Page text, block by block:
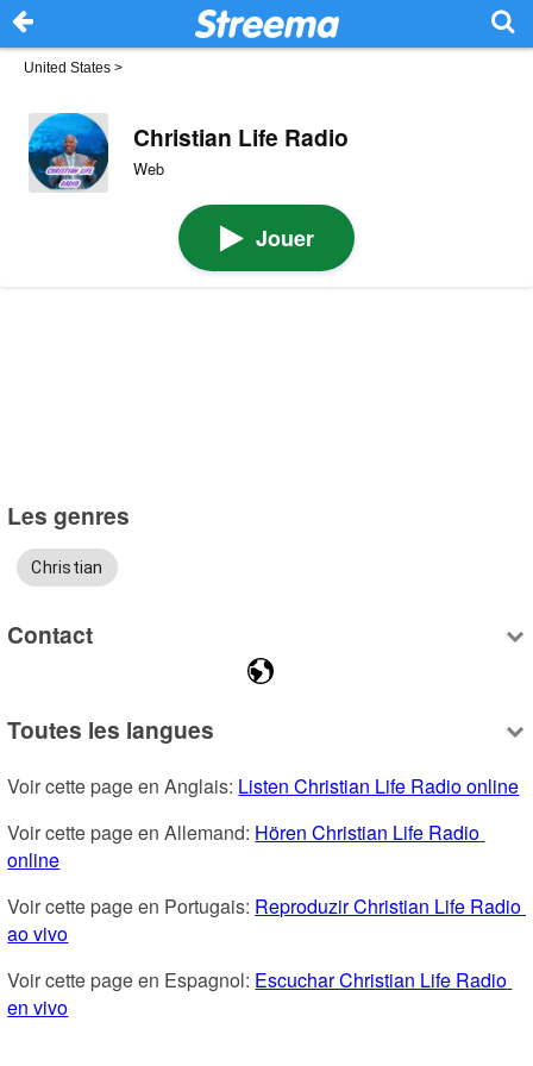
United States >
Christian Life Radio
Web
Jouer
Les genres
Christian
Contact
Toutes les langues
Voir cette page en Anglais: Listen Christian Life Radio online
Voir cette page en Allemand: Hören Christian Life Radio
online
Voir cette page en Portugais: Reproduzir Christian Life Radio
ao vivo
Voir cette page en Espagnol: Escuchar Christian Life Radio
en vivo